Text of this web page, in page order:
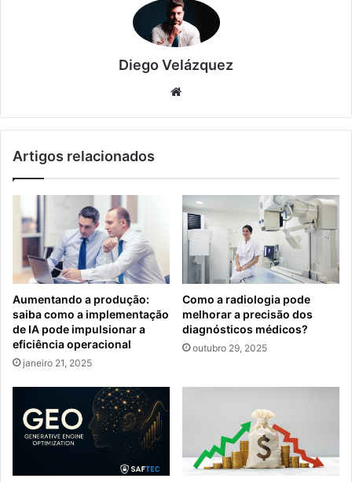
Diego Velázquez
Website
Artigos relacionados
Aumentando a produção:
saiba como a implementação
de IA pode impulsionar a
eficiência operacional
janeiro 21, 2025
Como a radiologia pode
melhorar a precisão dos
diagnósticos médicos?
outubro 29, 2025